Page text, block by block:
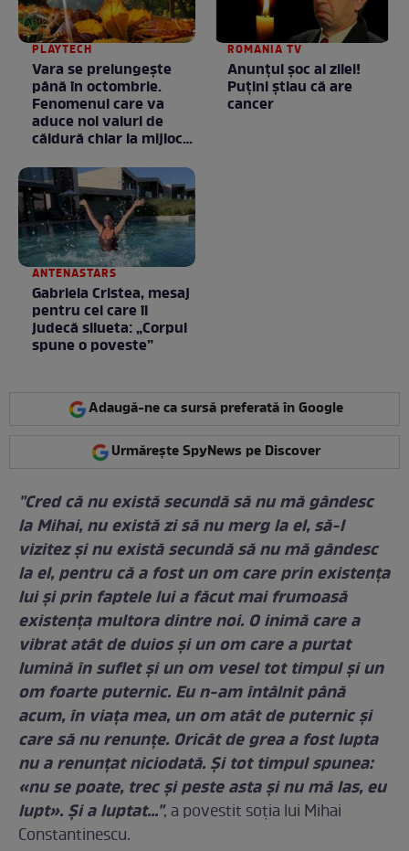
PLAYTECH
Vara se prelungeşte
până în octombrie.
Fenomenul care va
aduce noi valuri de
căldură chiar la mijlocul
ROMANIA TV
Anunţul şoc al zilei!
Puţini ştiau că are
cancer
ANTENASTARS
Gabriela Cristea, mesaj
pentru cei care îi
judecă silueta: „Corpul
spune o poveste”
Adaugă-ne ca sursă preferată în Google
Urmărește SpyNews pe Discover
"Cred că nu există secundă să nu mă gândesc
la Mihai, nu există zi să nu merg la el, să-l
vizitez şi nu există secundă să nu mă gândesc
la el, pentru că a fost un om care prin existenţa
lui şi prin faptele lui a făcut mai frumoasă
existenţa multora dintre noi. O inimă care a
vibrat atât de duios şi un om care a purtat
lumină în suflet şi un om vesel tot timpul şi un
om foarte puternic. Eu n-am întâlnit până
acum, în viaţa mea, un om atât de puternic şi
care să nu renunţe. Oricât de grea a fost lupta
nu a renunţat niciodată. Şi tot timpul spunea:
«nu se poate, trec şi peste asta şi nu mă las, eu
lupt». Şi a luptat...", a povestit soţia lui Mihai
Constantinescu.